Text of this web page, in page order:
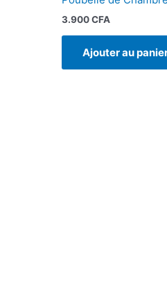
3.900CFA
Ajouter au